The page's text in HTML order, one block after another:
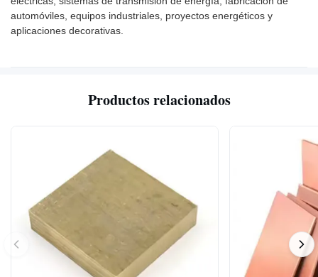
automóviles, equipos industriales, proyectos energéticos y
aplicaciones decorativas.
Productos relacionados